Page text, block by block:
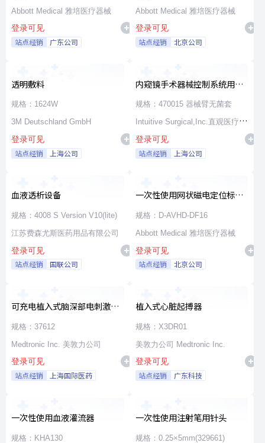
Abbott Medical 雅培医疗器械
登录可见
站点经销 广东公司
Abbott Medical 雅培医疗器械
登录可见
站点经销 北京公司
透明敷料
规格：1624W
3M Deutschland GmbH
登录可见
站点经销 上海公司
内窥镜手术器械控制系统用无
源器械和附件
规格：470015 器械臂无菌套
Intuitive Surgical,Inc.直观医疗公
司
登录可见
站点经销 上海公司
血液透析设备
规格：4008 S Version V10(lite)
江苏费森尤斯医药用品有限公司
登录可见
站点经销 国联公司
一次性使用网状磁电定位标测
导管
规格：D-AVHD-DF16
Abbott Medical 雅培医疗器械
登录可见
站点经销 北京公司
可充电植入式脑深部电刺激脉
冲发生器套件
规格：37612
Medtronic Inc. 美敦力公司
登录可见
站点经销 上海国际医药
植入式心脏起搏器
规格：X3DR01
美敦力公司 Medtronic Inc.
登录可见
站点经销 广东科技
一次性使用血液灌流器
规格：KHA130
一次性使用注射笔用针头
规格：0.25×5mm(329661)